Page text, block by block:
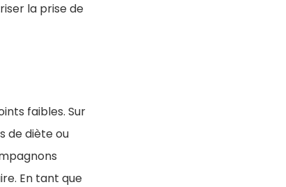
la prise de
faibles. Sur
de diète ou
En tant que